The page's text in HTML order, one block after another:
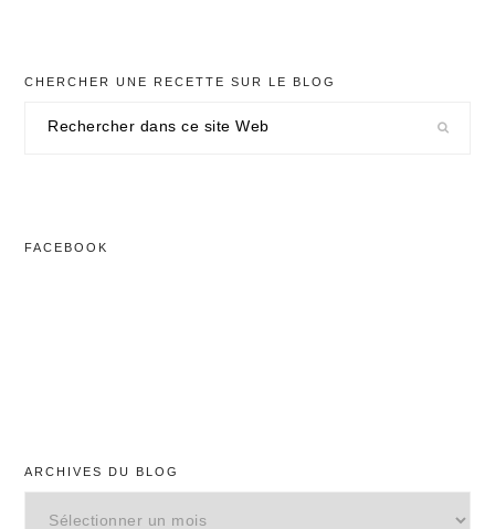
CHERCHER UNE RECETTE SUR LE BLOG
FACEBOOK
ARCHIVES DU BLOG